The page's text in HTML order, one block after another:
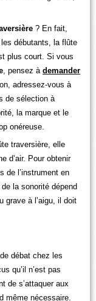
? En fait,
débutants, la flûte
plus court. Si vous
, pensez àdemander
adressez-vous à
de sélection à
la marque et le
onéreuse.
traversière, elle
d’air. Pour obtenir
de l’instrument en
la sonorité dépend
grave à l’aigu, il doit
débat chez les
qu’il n’est pas
de s’attaquer aux
même nécessaire.